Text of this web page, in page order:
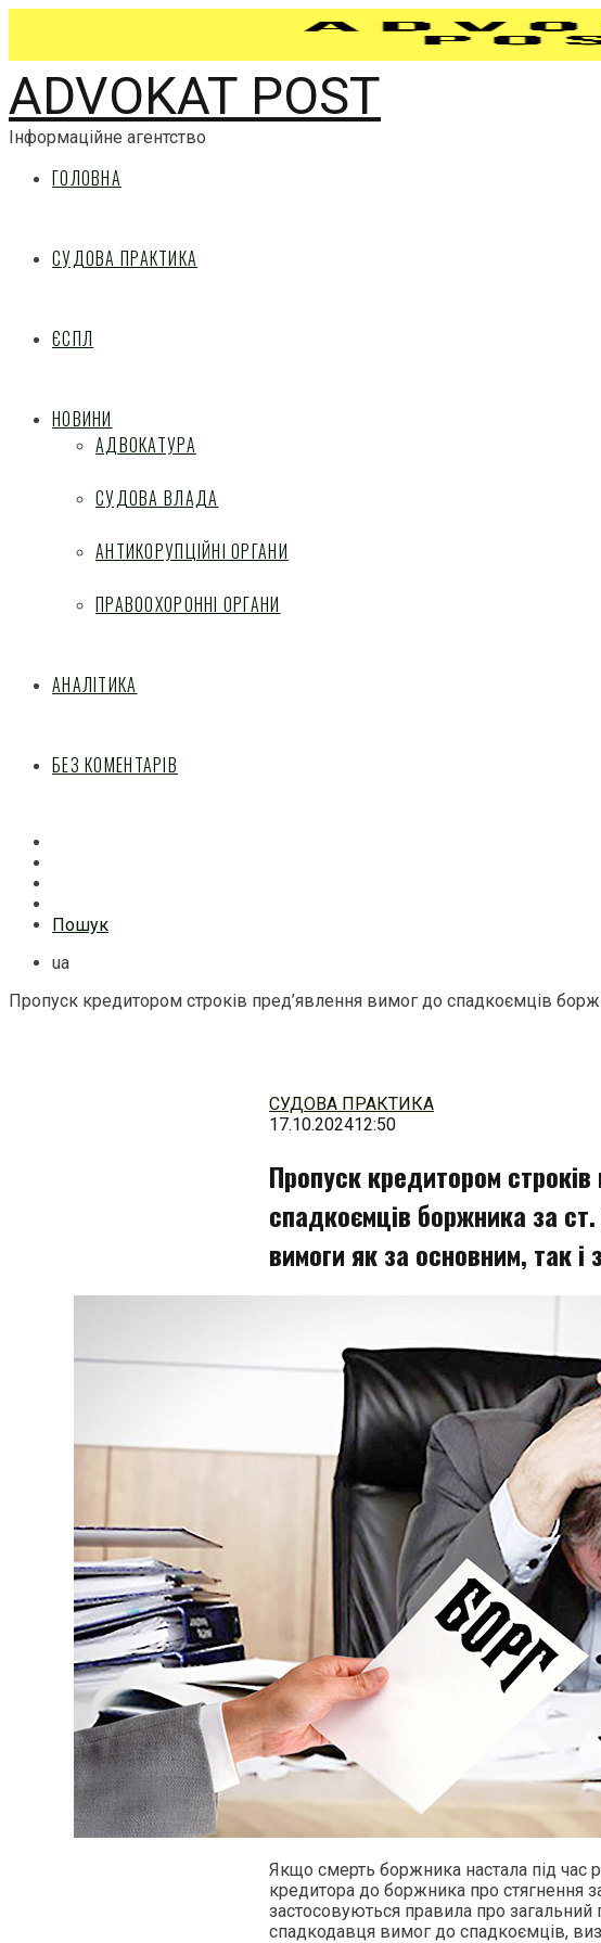
ADVOKAT POST
Інформаційне агентство
ГОЛОВНА
СУДОВА ПРАКТИКА
ЄСПЛ
НОВИНИ
АДВОКАТУРА
СУДОВА ВЛАДА
АНТИКОРУПЦІЙНІ ОРГАНИ
ПРАВООХОРОННІ ОРГАНИ
АНАЛІТИКА
БЕЗ КОМЕНТАРІВ
Пошук
ua
Пропуск кредитором строків пред’явлення вимог до спадкоємців
СУДОВА ПРАКТИКА
17.10.202412:50
Пропуск кредитором
спадкоємців боржника за
вимоги як за основним, так
Якщо смерть боржника настала під час
кредитора до боржника про стягнення
застосовуються правила про
спадкодавця вимог до спадкоємців,